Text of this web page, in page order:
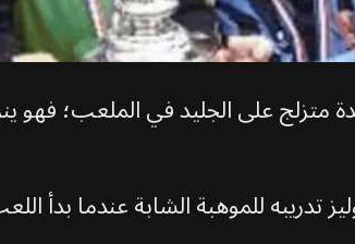
على الجليد في الملعب؛ فهو
للموهبة الشابة عندما بدأ